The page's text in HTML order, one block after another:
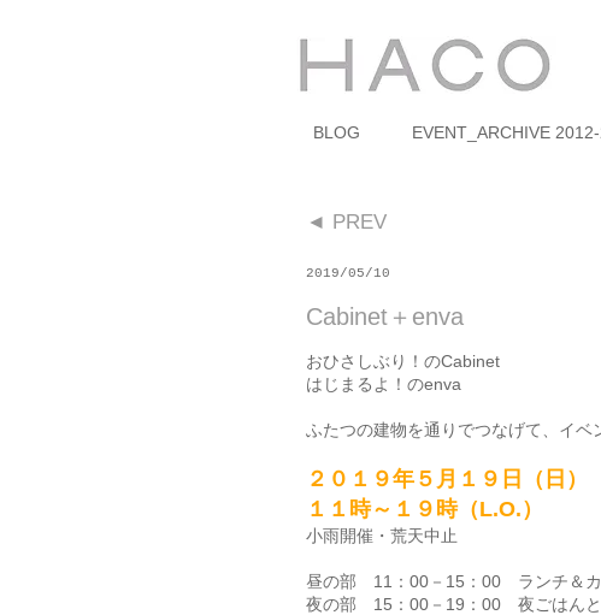
BLOG EVENT_ARCHIVE
◄ PREV
2019/05/10
Cabinet＋enva
おひさしぶり！のCabinet
はじまるよ！のenva
ふたつの建物を通りでつなげて、イベ
２０１９年５月１９日（日）
１１時～１９時（L.O.）
小雨開催・荒天中止
昼の部 11：00－15：00 ランチ＆カ
夜の部 15：00－19：00 夜ごはんと